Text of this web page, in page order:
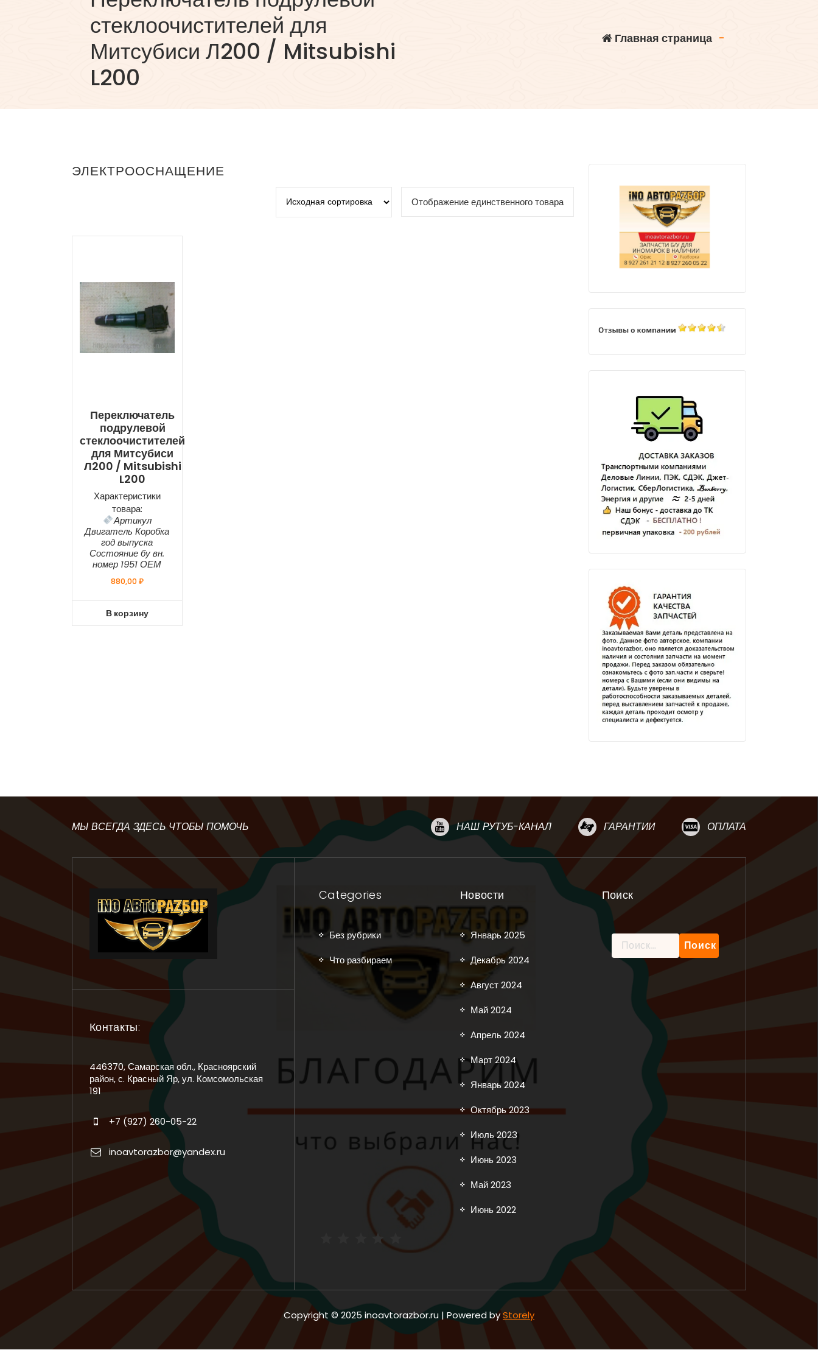
стеклоочистителей для
Митсубиси Л200 / Mitsubishi
L200
Главная страница -
ЭЛЕКТРООСНАЩЕНИЕ
Отображение единственного товара
Переключатель
подрулевой
стеклоочистителей
для Митсубиси
Л200 / Mitsubishi
L200
Характеристики
товара:
Артикул
Двигатель Коробка
год выпуска
Состояние бу вн.
номер 1951 ОЕМ
880,00₽
В корзину
МЫ ВСЕГДА ЗДЕСЬ ЧТОБЫ ПОМОЧЬ НАШ РУТУБ-КАНАЛ ГАРАНТИИ ОПЛАТА
Контакты:
446370, Самарская обл., Красноярский
район, с. Красный Яр, ул. Комсомольская
191
+7 (927) 260-05-22
inoavtorazbor@yandex.ru
Categories
Без рубрики
Что разбираем
Новости
Январь 2025
Декабрь 2024
Август 2024
Май 2024
Апрель 2024
Март 2024
Январь 2024
Октябрь 2023
Июль 2023
Июнь 2023
Май 2023
Июнь 2022
Поиск
Найти:
Рейтинг: 5 из 5.
Copyright © 2025 inoavtorazbor.ru | Powered byStorely